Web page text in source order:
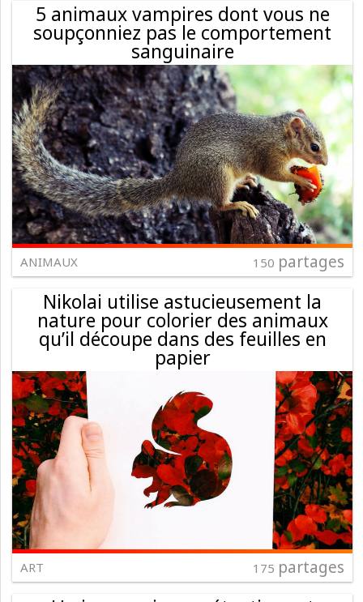
5 animaux vampires dont vous ne
soupçonniez pas le comportement
sanguinaire
ANIMAUX 150 partages
Nikolai utilise astucieusement la
nature pour colorier des animaux
qu’il découpe dans des feuilles en
papier
ART 175 partages